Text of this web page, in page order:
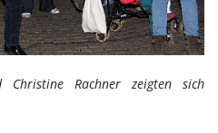
Christine Rachner zeigten sich